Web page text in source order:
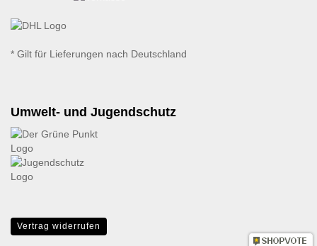
* Gilt für Lieferungen nach Deutschland
Umwelt- und Jugendschutz
Vertrag widerrufen